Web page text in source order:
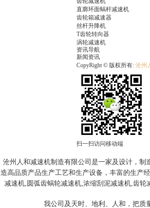
直廓环面蜗杆减速机
齿轮箱减速器
丝杆升降机
T齿轮转向器
涡轮减速机
资讯导航
新闻资讯
CopyRight © 版权所有: 沧州
扫一扫访问移动端
沧州人和减速机制造有限公司是一家及设计，
造高品质产品生产工艺和生产设备，丰富的生产
减速机,圆弧齿蜗轮减速机,浓缩刮泥减速机,齿
我公司及天时、地利、人和，把质